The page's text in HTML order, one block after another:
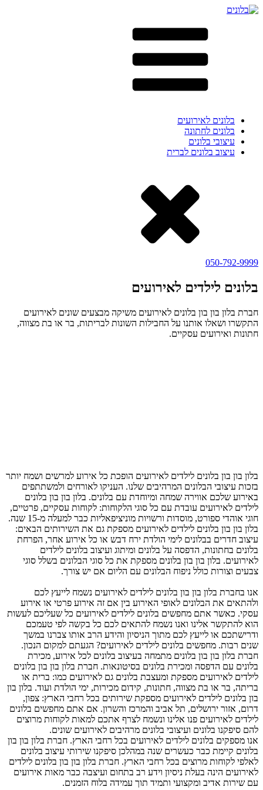
בלונים לאירועים
בלונים לחתונה
עיצובי בלונים
עיצוב בלונים לברית
050-792-9999
בלונים לילדים לאירועים
חברת בלון בון בון בלונים לאירועים משיקה מבצעים שונים לאירועים
התקשרו ושאלו אותנו על החבילות השונות לבריתות, בר או בת מצווה,
חתונות ואירועים עסקיים.
בלון בון בון בלונים לילדים לאירועים הופכת כל אירוע למרשים ושמח יותר
בזכות עיצובי הבלונים המרהיבים שלנו. העניקו לאורחים ולמשתתפים
באירוע שלכם אווירה שמחה ומיוחדת עם בלונים. בלון בון בון בלונים
לילדים לאירועים עובדת עם כל סוגי הלקוחות: לקוחות עסקיים, פרטיים,
חוגי אוהדי ספורט, מוסדות ורשויות מוניציפאליות כבר למעלה מ-15 שנה.
בלון בון בון בלונים לילדים לאירועים מספקת גם את השירותים הבאים:
עיצוב חדרים בבלונים לימי הולדת ירח דבש או כל אירוע אחר, הפרחת
בלונים בחתונות, הדפסה על בלונים ומיתוג ועיצוב בלונים לילדים
לאירועים. בלון בון בון בלונים מספקת את כל סוגי הבלונים בשלל סוגי
צבעים וצורות כולל ניפוח הבלונים עם הליום אם יש צורך.
אנו בחברת בלון בון בון בלונים לילדים לאירועים נשמח לייעץ לכם
ולהתאים את הבלונים לאופי האירוע בין אם זה אירוע פרטי או אירוע
עסקי. כאשר אתם מחפשים בלונים לילדים לאירועים כל שעליכם לעשות
הוא להתקשר אלינו ואנו נשמח להתאים לכם כל בקשה לפי טעמכם
ודרישתכם או לייעץ לכם מתוך הניסיון והידע הרב אותו צברנו במשך
שנים רבות. מחפשים בלונים לילדים לאירועים? הגעתם למקום הנכון.
חברת בלון בון בון בלונים מתמחה בעיצוב בלונים לכל אירוע, מכירת
בלונים עם הדפסה ומכירת בלונים בסיטונאות. חברת בלון בון בון בלונים
לילדים לאירועים מספקת ומעצבת בלונים גם לאירועים כמו: ברית או
בריתה, בר או בת מצווה, חתונות, קידום מכירות, ימי הולדת ועוד. בלון בון
בון בלונים לילדים לאירועים מספקת שירותים בכל רחבי הארץ: צפון,
דרום, אזור ירושלים, תל אביב והמרכז והשרון. אם אתם מחפשים בלונים
לילדים לאירועים פנו אלינו ונשמח לצרף אתכם למאות לקוחות מרוצים
להם סיפקנו בלונים ועיצובי בלונים מרהיבים לאירועים שונים.
אנו מספקים בלונים לילדים לאירועים בכל רחבי הארץ. חברת בלון בון בון
בלונים קיימת כבר כעשרים שנה במהלכן סיפקנו שירותי עיצוב בלונים
לאלפי לקוחות מרוצים בכל רחבי הארץ. חברת בלון בון בון בלונים לילדים
לאירועים הינה בעלת ניסיון וידע רב בתחום ועיצבה כבר מאות אירועים
עם שירות אדיב ומקצועי ותמיד תוך עמידה בלוח הזמנים.